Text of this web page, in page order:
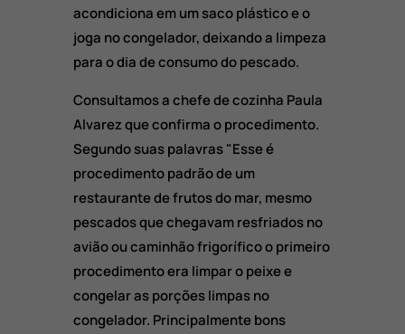
acondiciona em um saco plástico e o
joga no congelador, deixando a limpeza
para o dia de consumo do pescado.
Consultamos a chefe de cozinha Paula
Alvarez que confirma o procedimento.
Segundo suas palavras "Esse é
procedimento padrão de um
restaurante de frutos do mar, mesmo
pescados que chegavam resfriados no
avião ou caminhão frigorífico o primeiro
procedimento era limpar o peixe e
congelar as porções limpas no
congelador. Principalmente bons